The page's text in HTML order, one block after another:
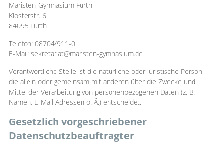
Maristen-Gymnasium Furth
Klosterstr. 6
84095 Furth
Telefon: 08704/911-0
E-Mail: sekretariat@maristen-gymnasium.de
Verantwortliche Stelle ist die natürliche oder juristische Person,
die allein oder gemeinsam mit anderen über die Zwecke und
Mittel der Verarbeitung von personenbezogenen Daten (z. B.
Namen, E-Mail-Adressen o. Ä.) entscheidet.
Gesetzlich vorgeschriebener
Datenschutzbeauftragter